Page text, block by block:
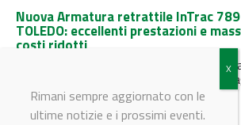
Nuova Armatura retrattile InTrac 789
TOLEDO: eccellenti prestazioni e
costi ridotti
L'armatura InTrac 789 è una soluzione
per migliorare significativamente il
industriali, offrendo un equilibrio ottimale...
Rimani sempre aggiornato con le
ultime notizie e i prossimi eventi.